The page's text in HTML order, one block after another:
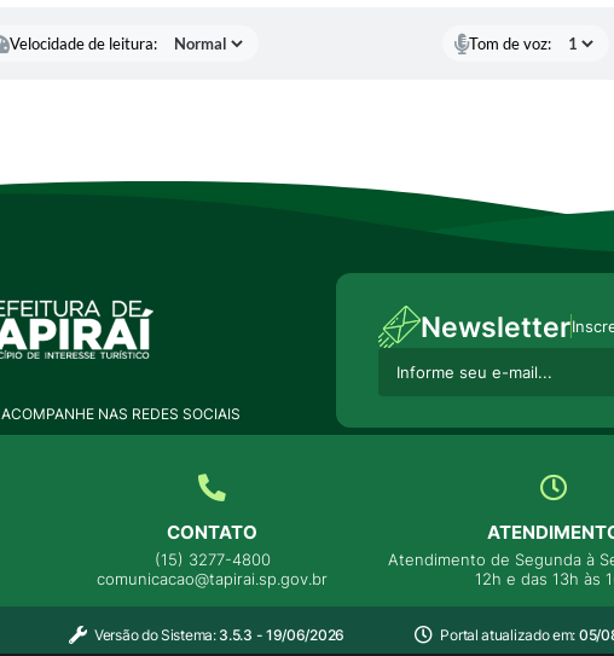
Velocidade de leitura: Tom de voz:
ACOMPANHE NAS REDES SOCIAIS
Newsletter
CONTATO
(15) 3277-4800
comunicacao@tapirai.sp.gov.br
Atendimento de Segunda à
12h e das 13h às
Versão do Sistema: 3.5.3 - 19/06/2026 Portal atualizado em: 05/